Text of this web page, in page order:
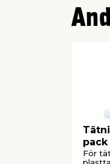
pack
För